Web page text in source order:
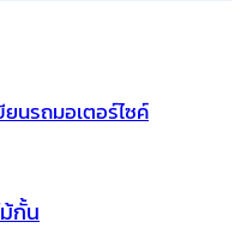
นรถมอเตอร์ไซค์
กั้น